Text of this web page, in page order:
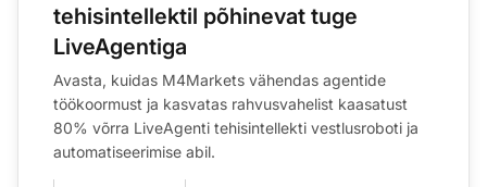
tehisintellektil põhinevat tuge
LiveAgentiga
Avasta, kuidas M4Markets vähendas agentide
töökoormust ja kasvatas rahvusvahelist kaasatust
80% võrra LiveAgenti tehisintellekti vestlusroboti ja
automatiseerimise abil.